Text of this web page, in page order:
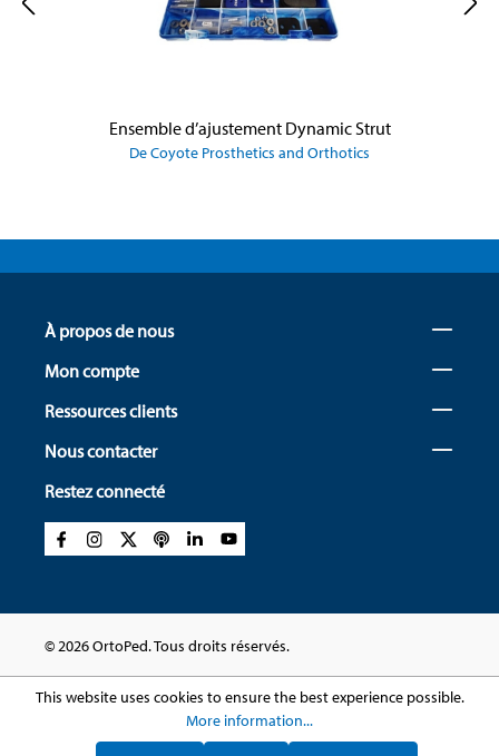
Ensemble d’ajustement Dynamic Strut
De Coyote Prosthetics and Orthotics
À propos de nous
Mon compte
Ressources clients
Nous contacter
Restez connecté
© 2026 OrtoPed. Tous droits réservés.
This website uses cookies to ensure the best experience possible.
More information...